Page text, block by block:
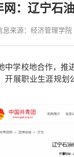
网：辽宁石
息来源：经济管理学院
学校地合作，
展职业生涯规